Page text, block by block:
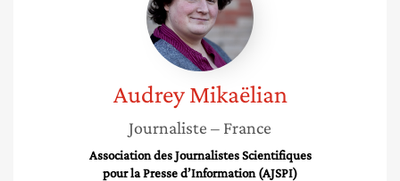
Audrey Mikaëlian
Journaliste – France
Association des Journalistes Scientifiques
pour la Presse d’Information (AJSPI)